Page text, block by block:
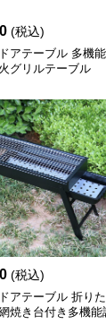
(税込)
アテーブル 多機能
グリルテーブル
(税込)
アテーブル 折りた
焼き台付き多機能